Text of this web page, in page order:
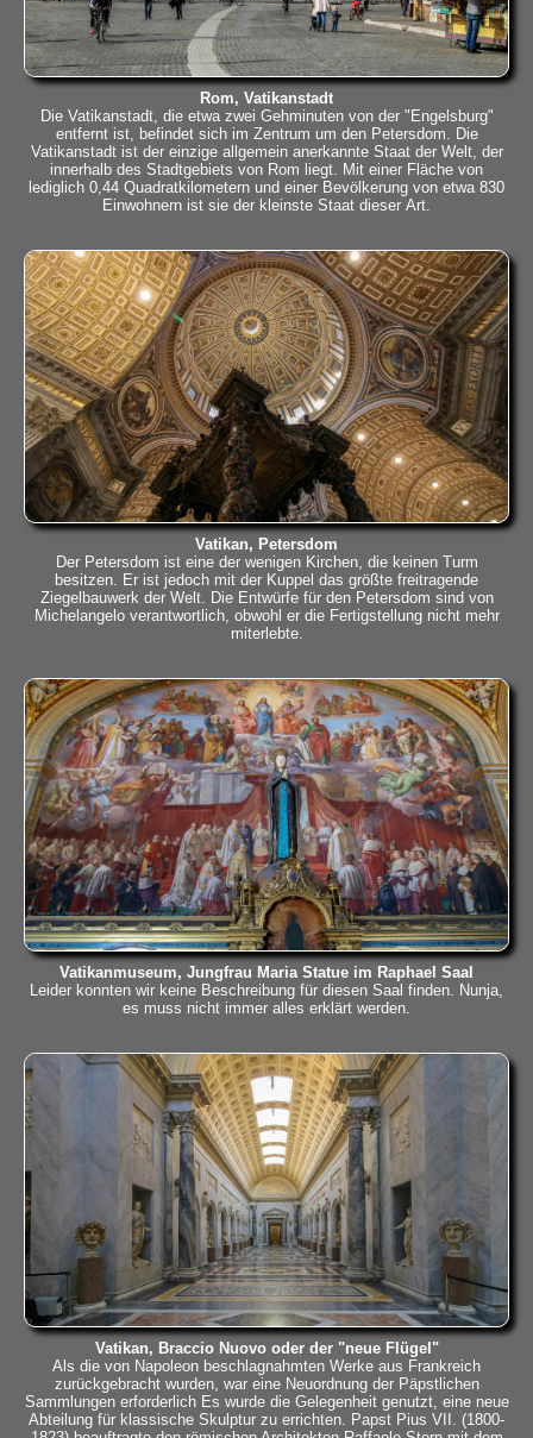
Rom, Vatikanstadt
Die Vatikanstadt, die etwa zwei Gehminuten von der "Engelsburg"
entfernt ist, befindet sich im Zentrum um den Petersdom. Die
Vatikanstadt ist der einzige allgemein anerkannte Staat der Welt, der
innerhalb des Stadtgebiets von Rom liegt. Mit einer Fläche von
lediglich 0,44 Quadratkilometern und einer Bevölkerung von etwa 830
Einwohnern ist sie der kleinste Staat dieser Art.
Vatikan, Petersdom
Der Petersdom ist eine der wenigen Kirchen, die keinen Turm
besitzen. Er ist jedoch mit der Kuppel das größte freitragende
Ziegelbauwerk der Welt. Die Entwürfe für den Petersdom sind von
Michelangelo verantwortlich, obwohl er die Fertigstellung nicht mehr
miterlebte.
Vatikanmuseum, Jungfrau Maria Statue im Raphael Saal
Leider konnten wir keine Beschreibung für diesen Saal finden. Nunja,
es muss nicht immer alles erklärt werden.
Vatikan, Braccio Nuovo oder der "neue Flügel"
Als die von Napoleon beschlagnahmten Werke aus Frankreich
zurückgebracht wurden, war eine Neuordnung der Päpstlichen
Sammlungen erforderlich Es wurde die Gelegenheit genutzt, eine neue
Abteilung für klassische Skulptur zu errichten. Papst Pius VII. (1800-